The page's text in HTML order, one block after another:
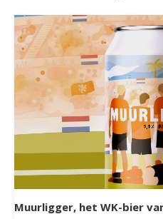
Muurligger, het WK-bier